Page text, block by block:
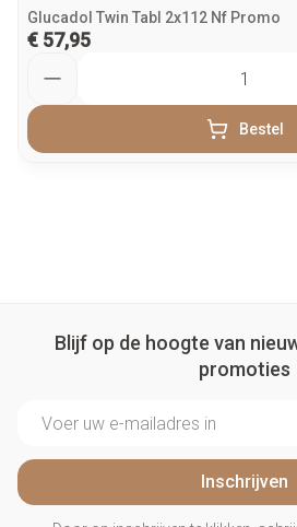
Glucadol Twin Tabl 2x112 Nf Promo
€ 57,95
Bestel
Blijf op de hoogte van
promoties
Inschrijven